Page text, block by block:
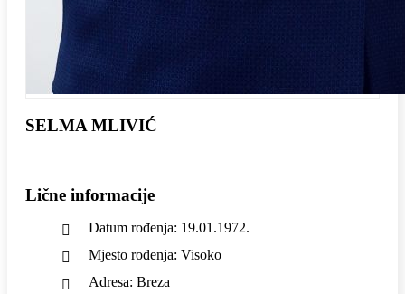
SELMA MLIVIĆ
Lične informacije
Datum rođenja: 19.01.1972.
Mjesto rođenja: Visoko
Adresa: Breza